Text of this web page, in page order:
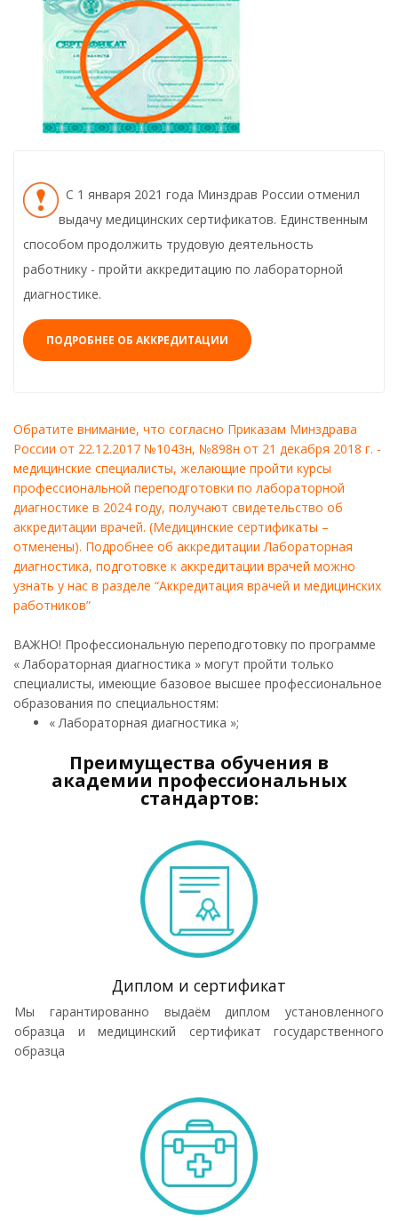
С 1 января 2021 года Минздрав России отменил
выдачу медицинских сертификатов. Единственным
способом продолжить трудовую деятельность
работнику - пройти аккредитацию по лабораторной
диагностике.
ПОДРОБНЕЕ ОБ АККРЕДИТАЦИИ
Обратите внимание, что согласно Приказам Минздрава
России от 22.12.2017 №1043н, №898н от 21 декабря 2018 г. -
медицинские специалисты, желающие пройти курсы
профессиональной переподготовки по лабораторной
диагностике в 2024 году, получают свидетельство об
аккредитации врачей. (Медицинские сертификаты –
отменены). Подробнее об аккредитации Лабораторная
диагностика, подготовке к аккредитации врачей можно
узнать у нас в разделе “Аккредитация врачей и медицинских
работников”
ВАЖНО! Профессиональную переподготовку по программе
« Лабораторная диагностика » могут пройти только
специалисты, имеющие базовое высшее профессиональное
образования по специальностям:
« Лабораторная диагностика »;
Преимущества обучения в
академии профессиональных
стандартов:
Диплом и сертификат
Мы гарантированно выдаём диплом установленного
образца и медицинский сертификат государственного
образца